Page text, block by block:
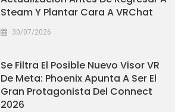
Steam Y Plantar Cara A VRChat
30/07/2026
Se Filtra El Posible Nuevo Visor VR
De Meta: Phoenix Apunta A Ser El
Gran Protagonista Del Connect
2026